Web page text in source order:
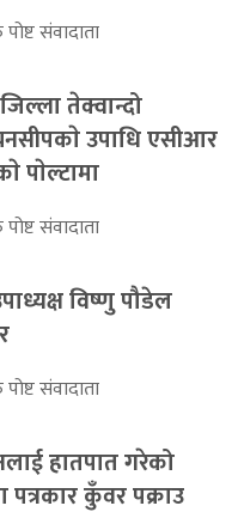
संवादाता
तेक्वान्दो
उपाधि एसीआर
पाेल्टामा
संवादाता
विष्णु पौडेल
संवादाता
हातपात गरेको
कुँवर पक्राउ